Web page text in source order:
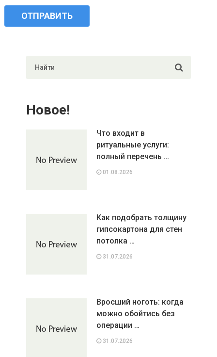
Новое!
Что входит в
ритуальные услуги:
полный перечень …
01.08.2026
Как подобрать толщину
гипсокартона для стен
потолка …
31.07.2026
Вросший ноготь: когда
можно обойтись без
операции …
31.07.2026